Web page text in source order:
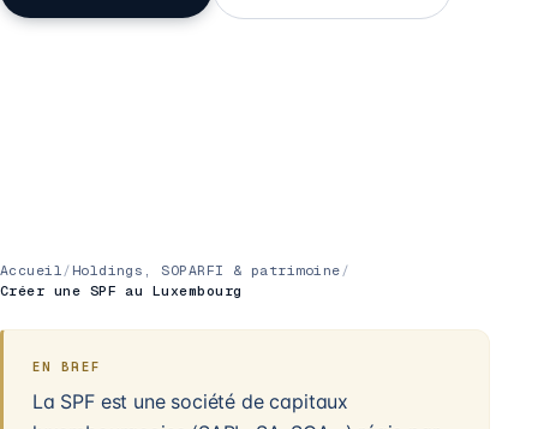
Accueil / Holdings, SOPARFI & patrimoine /
Créer une SPF au Luxembourg
EN BREF
La SPF est une société de capitaux